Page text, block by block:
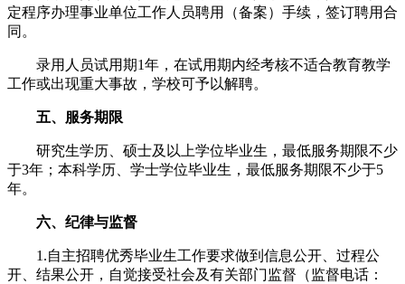
定程序办理事业单位工作人员聘用（备案）手续，签订聘用合
同。
录用人员试用期1年，在试用期内经考核不适合教育教学
工作或出现重大事故，学校可予以解聘。
五、服务期限
研究生学历、硕士及以上学位毕业生，最低服务期限不少
于3年；本科学历、学士学位毕业生，最低服务期限不少于5
年。
六、纪律与监督
1.自主招聘优秀毕业生工作要求做到信息公开、过程公
开、结果公开，自觉接受社会及有关部门监督（监督电话：